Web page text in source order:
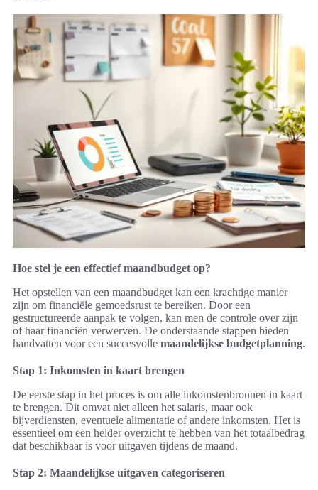
Hoe stel je een effectief maandbudget op?
Het opstellen van een maandbudget kan een krachtige manier
zijn om financiële gemoedsrust te bereiken. Door een
gestructureerde aanpak te volgen, kan men de controle over zijn
of haar financiën verwerven. De onderstaande stappen bieden
handvatten voor een succesvolle maandelijkse budgetplanning.
Stap 1: Inkomsten in kaart brengen
De eerste stap in het proces is om alle inkomstenbronnen in kaart
te brengen. Dit omvat niet alleen het salaris, maar ook
bijverdiensten, eventuele alimentatie of andere inkomsten. Het is
essentieel om een helder overzicht te hebben van het totaalbedrag
dat beschikbaar is voor uitgaven tijdens de maand.
Stap 2: Maandelijkse uitgaven categoriseren